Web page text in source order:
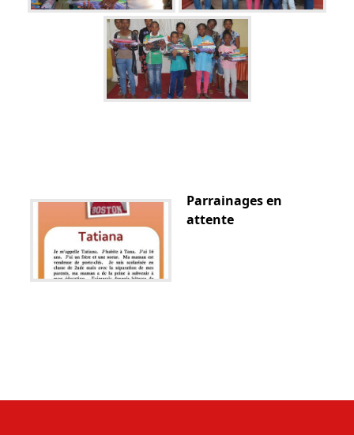
Parrainages en
attente